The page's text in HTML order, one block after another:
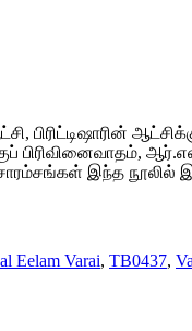
பிரிட்டிஷாரின்
பிரிவினைவாதம்,
இந்த நூலில்
Eelam Varai, TB0437,